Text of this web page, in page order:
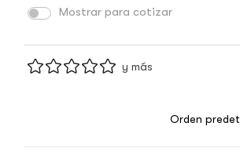
Mostrar para cotizar
y más
Orden